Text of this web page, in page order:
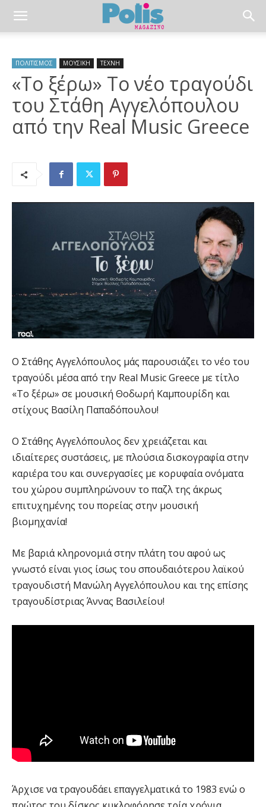
ΠΟΛΙΤΙΣΜΟΣ ΜΟΥΣΙΚΗ ΤΕΧΝΗ
«Το ξέρω» Το νέο τραγούδι
του Στάθη Αγγελόπουλου
από την Real Music Greece
Ο Στάθης Αγγελόπουλος μάς παρουσιάζει το νέο του
τραγούδι μέσα από την Real Music Greece με τίτλο
«Το ξέρω» σε μουσική Θοδωρή Καμπουρίδη και
στίχους Βασίλη Παπαδόπουλου!
Ο Στάθης Αγγελόπουλος δεν χρειάζεται και
ιδιαίτερες συστάσεις, με πλούσια δισκογραφία στην
καριέρα του και συνεργασίες με κορυφαία ονόματα
του χώρου συμπληρώνουν το παζλ της άκρως
επιτυχημένης του πορείας στην μουσική
βιομηχανία!
Με βαριά κληρονομιά στην πλάτη του αφού ως
γνωστό είναι γιος ίσως του σπουδαιότερου λαϊκού
τραγουδιστή Μανώλη Αγγελόπουλου και της επίσης
τραγουδίστριας Άννας Βασιλείου!
Άρχισε να τραγουδάει επαγγελματικά το 1983 ενώ ο